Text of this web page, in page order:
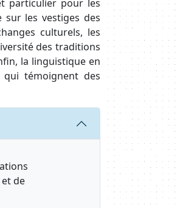
particulier pour les
sur les vestiges des
culturels, les
des traditions
la linguistique en
qui témoignent des
de